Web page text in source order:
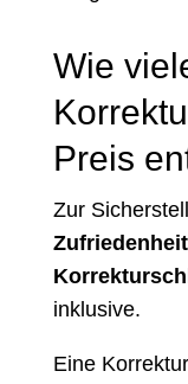
Wie
Preis
Zur
Zufriedenheit
inklusive.
Eine